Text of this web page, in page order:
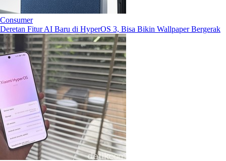
Consumer
Deretan Fitur AI Baru di HyperOS 3, Bisa Bikin Wallpaper Bergerak